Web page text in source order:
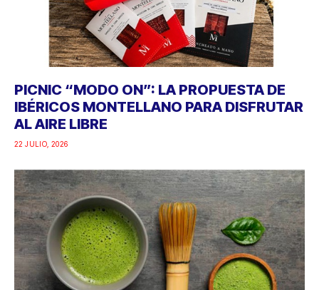
PICNIC “MODO ON”: LA PROPUESTA DE
IBÉRICOS MONTELLANO PARA DISFRUTAR
AL AIRE LIBRE
22 JULIO, 2026